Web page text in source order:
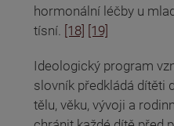
hormonální léčby u
tísní. [18] [19]
Ideologický program
slovník předkládá dítěti
tělu, věku, vývoji a